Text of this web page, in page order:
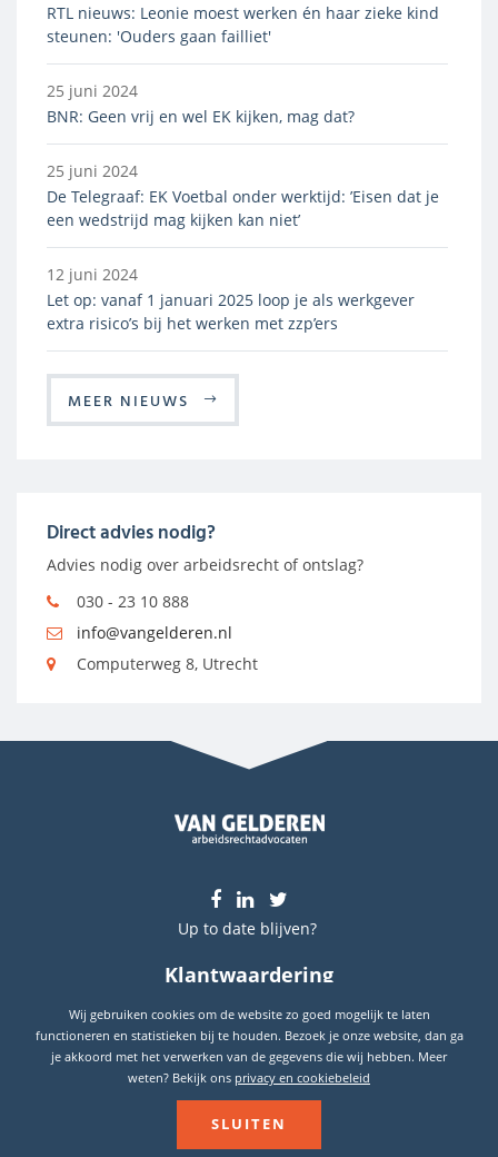
RTL nieuws: Leonie moest werken én haar zieke kind
steunen: 'Ouders gaan failliet'
25 juni 2024
BNR: Geen vrij en wel EK kijken, mag dat?
25 juni 2024
De Telegraaf: EK Voetbal onder werktijd: ’Eisen dat je
een wedstrijd mag kijken kan niet’
12 juni 2024
Let op: vanaf 1 januari 2025 loop je als werkgever
extra risico’s bij het werken met zzp’ers
MEER NIEUWS
Direct advies nodig?
Advies nodig over arbeidsrecht of ontslag?
030 - 23 10 888
info@vangelderen.nl
Computerweg 8, Utrecht
Up to date blijven?
Klantwaardering
Gebaseerd op289reviews
© WWW.VANGELDEREN.NL 2026
Wij gebruiken cookies om de website zo goed mogelijk te laten
functioneren en statistieken bij te houden. Bezoek je onze website, dan ga
je akkoord met het verwerken van de gegevens die wij hebben. Meer
weten? Bekijk ons privacy en cookiebeleid
SLUITEN